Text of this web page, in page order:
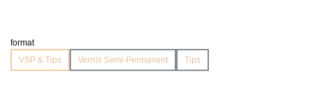
format
VSP & Tips
Vernis Semi-Permanent Tips